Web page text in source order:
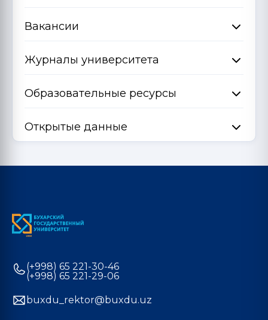
Вакансии
Журналы университета
Образовательные ресурсы
Открытые данные
(+998) 65 221-30-46
(+998) 65 221-29-06
buxdu_rektor@buxdu.uz